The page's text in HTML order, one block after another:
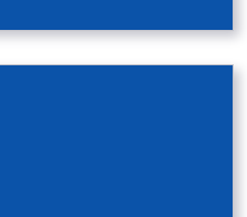
Verwaltung